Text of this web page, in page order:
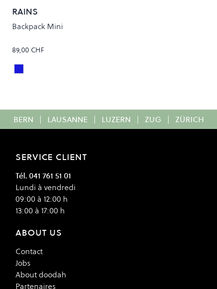
RAINS
Backpack Mini
89,00 CHF
Colour
Pool
BERN | LAUSANNE | LUZERN | ZUG | ZÜRICH
SERVICE CLIENT
Tél. 041 761 51 01
Lundi à vendredi
09:00 à 12:00 h
13:00 à 17:00 h
ABOUT US
Contact
Jobs
About doodah
Partenaires